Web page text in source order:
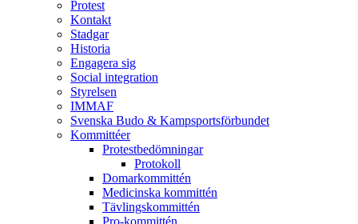
Protest
Kontakt
Stadgar
Historia
Engagera sig
Social integration
Styrelsen
IMMAF
Svenska Budo & Kampsportsförbundet
Kommittéer
Protestbedömningar
Protokoll
Domarkommittén
Medicinska kommittén
Tävlingskommittén
Pro-kommittén